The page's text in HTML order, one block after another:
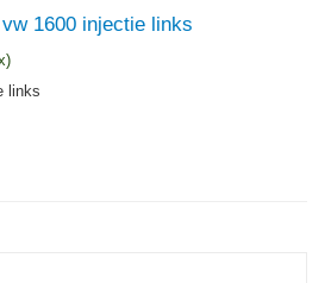
1600 injectie links
links